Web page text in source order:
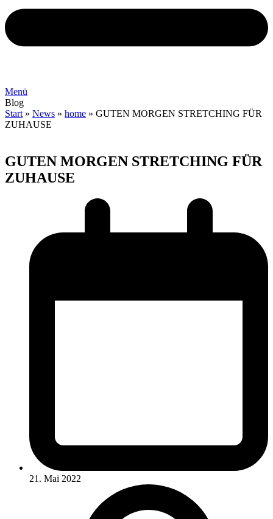
Menü
Blog
Start » News » home » GUTEN MORGEN STRETCHING FÜR
ZUHAUSE
GUTEN MORGEN STRETCHING FÜR
ZUHAUSE
21. Mai 2022